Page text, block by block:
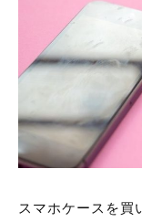
スマホケースを買